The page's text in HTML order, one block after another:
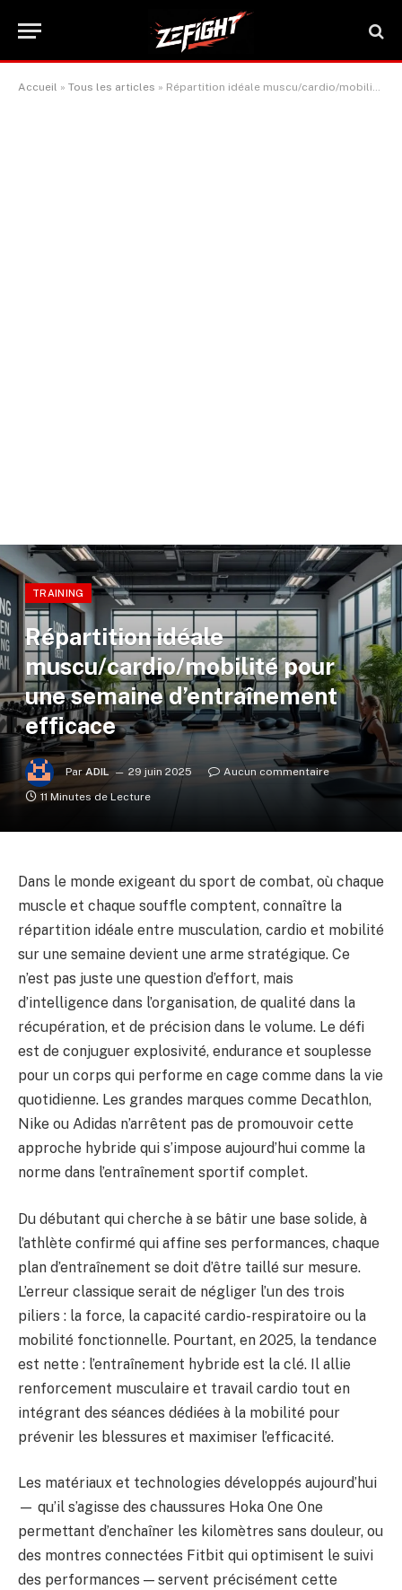
Accueil » Tous les articles » Répartition idéale muscu/cardio/mobilité pour une semaine d’entraînement efficace
TRAINING
Répartition idéale
muscu/cardio/mobilité pour
une semaine d’entraînement
efficace
Par ADIL 29 juin 2025
Aucun commentaire
11 Minutes de Lecture
Dans le monde exigeant du sport de combat, où chaque
muscle et chaque souffle comptent, connaître la
répartition idéale entre musculation, cardio et mobilité
sur une semaine devient une arme stratégique. Ce
n’est pas juste une question d’effort, mais
d’intelligence dans l’organisation, de qualité dans la
récupération, et de précision dans le volume. Le défi
est de conjuguer explosivité, endurance et souplesse
pour un corps qui performe en cage comme dans la vie
quotidienne. Les grandes marques comme Decathlon,
Nike ou Adidas n’arrêtent pas de promouvoir cette
approche hybride qui s’impose aujourd’hui comme la
norme dans l’entraînement sportif complet.
Du débutant qui cherche à se bâtir une base solide, à
l’athlète confirmé qui affine ses performances, chaque
plan d’entraînement se doit d’être taillé sur mesure.
L’erreur classique serait de négliger l’un des trois
piliers : la force, la capacité cardio-respiratoire ou la
mobilité fonctionnelle. Pourtant, en 2025, la tendance
est nette : l’entraînement hybride est la clé. Il allie
renforcement musculaire et travail cardio tout en
intégrant des séances dédiées à la mobilité pour
prévenir les blessures et maximiser l’efficacité.
Les matériaux et technologies développés aujourd’hui
— qu’il s’agisse des chaussures Hoka One One
permettant d’enchaîner les kilomètres sans douleur, ou
des montres connectées Fitbit qui optimisent le suivi
des performances — servent précisément cette